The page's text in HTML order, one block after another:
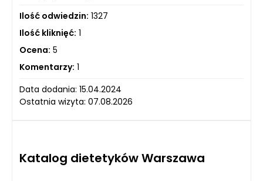
Ilość odwiedzin: 1327
Ilość kliknięć: 1
Ocena: 5
Komentarzy: 1
Data dodania: 15.04.2024
Ostatnia wizyta: 07.08.2026
Katalog dietetyków Warszawa